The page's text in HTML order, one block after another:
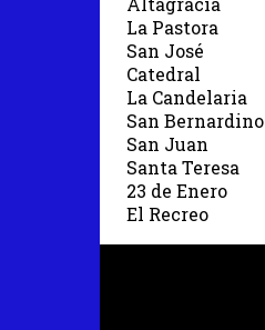
La Pastora
San José
Catedral
La Candelaria
San Bernardino
San Juan
Santa Teresa
23 de Enero
El Recreo